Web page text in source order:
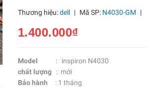
Thương hiệu:dell | Mã SP: N4030-GM |
1.400.000₫
Model : inspiron N4030
chất lượng: mới
Bảo hành
: 1 tháng